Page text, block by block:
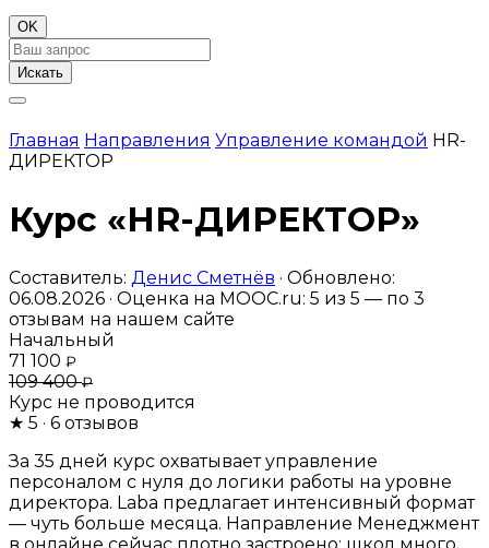
OK
Искать
Главная Направления Управление командой HR-
ДИРЕКТОР
Курс «HR-ДИРЕКТОР»
Составитель: Денис Сметнёв · Обновлено:
06.08.2026 · Оценка на MOOC.ru: 5 из 5 — по 3
отзывам на нашем сайте
Начальный
71 100 ₽
109 400₽
Курс не проводится
★ 5 · 6 отзывов
За 35 дней курс охватывает управление
персоналом с нуля до логики работы на уровне
директора. Laba предлагает интенсивный формат
— чуть больше месяца. Направление Менеджмент
в онлайне сейчас плотно застроено: школ много,